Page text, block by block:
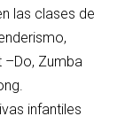
las clases de
–Do, Zumba
infantiles